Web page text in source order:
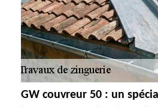
GW couvreur 50 : un